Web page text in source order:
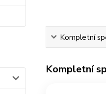
Kompletní
Kompletní